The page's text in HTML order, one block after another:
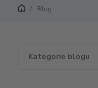
Blog
Kategorie blogu